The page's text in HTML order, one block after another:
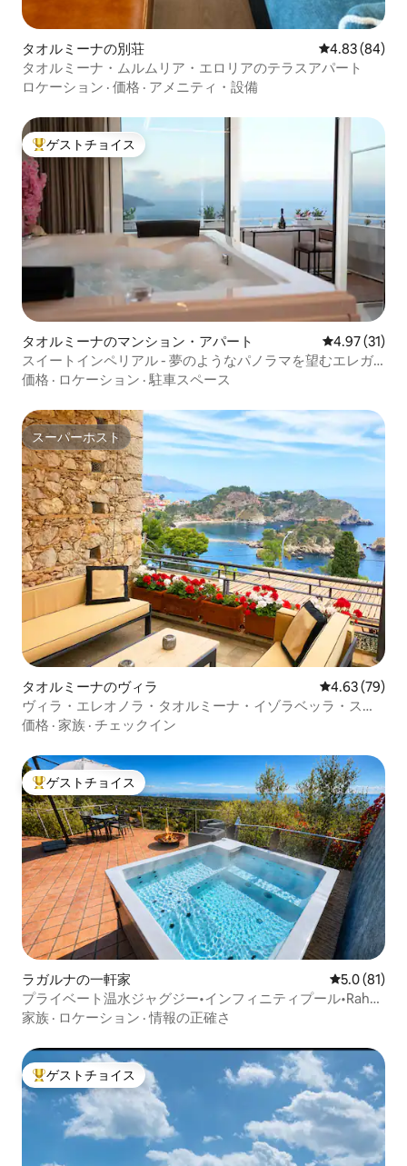
タオルミーナの別荘 レビュー84
4.83 (84)
タオルミーナ・ムルムリア・エロリアのテラスアパート
ロケーション · 価格 · アメニティ・設備
大好評のゲストチョイスです。
ゲストチョイス
タオルミーナのマンション・アパート レビュー31
4.97 (31)
スイートインペリアル - 夢のようなパノラマを望むエレガ
ンス
価格 · ロケーション ·駐車スペース
スーパーホスト
スーパーホスト
タオルミーナのヴィラ レビュー79
4.63 (79)
ヴィラ・エレオノラ・タオルミーナ・イゾラベッラ・スモ
ールプール
価格 · 家族 · チェックイン
大好評のゲストチョイスです。
ゲストチョイス
ラガルナの一軒家 レビュー81
5.0 (81)
プライベート温水ジャグジー•インフィニティプール•Rahal
Luxury
家族 · ロケーション ·情報の正確さ
大好評のゲストチョイスです。
ゲストチョイス